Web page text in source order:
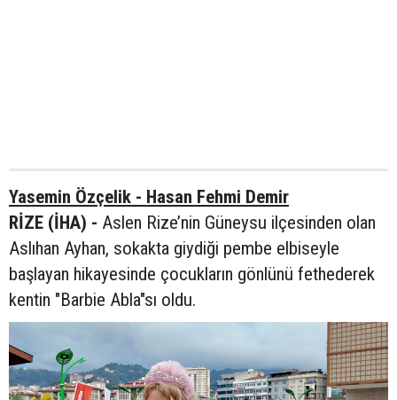
Yasemin Özçelik - Hasan Fehmi Demir
RİZE (İHA) - Aslen Rize’nin Güneysu ilçesinden olan
Aslıhan Ayhan, sokakta giydiği pembe elbiseyle
başlayan hikayesinde çocukların gönlünü fethederek
kentin "Barbie Abla"sı oldu.